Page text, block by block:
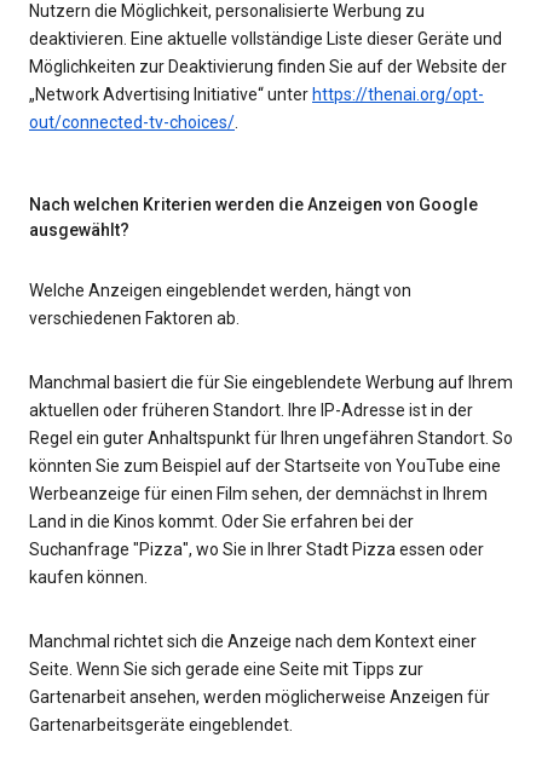
Nutzern die Möglichkeit, personalisierte Werbung zu
deaktivieren. Eine aktuelle vollständige Liste dieser Geräte und
Möglichkeiten zur Deaktivierung finden Sie auf der Website der
„Network Advertising Initiative“ unter https://thenai.org/opt-
out/connected-tv-choices/.
Nach welchen Kriterien werden die Anzeigen von Google
ausgewählt?
Welche Anzeigen eingeblendet werden, hängt von
verschiedenen Faktoren ab.
Manchmal basiert die für Sie eingeblendete Werbung auf Ihrem
aktuellen oder früheren Standort. Ihre IP-Adresse ist in der
Regel ein guter Anhaltspunkt für Ihren ungefähren Standort. So
könnten Sie zum Beispiel auf der Startseite von YouTube eine
Werbeanzeige für einen Film sehen, der demnächst in Ihrem
Land in die Kinos kommt. Oder Sie erfahren bei der
Suchanfrage "Pizza", wo Sie in Ihrer Stadt Pizza essen oder
kaufen können.
Manchmal richtet sich die Anzeige nach dem Kontext einer
Seite. Wenn Sie sich gerade eine Seite mit Tipps zur
Gartenarbeit ansehen, werden möglicherweise Anzeigen für
Gartenarbeitsgeräte eingeblendet.